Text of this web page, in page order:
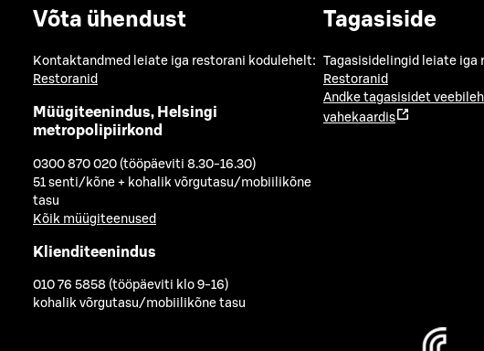
Võta ühendust
Kontaktandmed leiate iga restorani kodulehelt:
Restoranid
Müügiteenindus, Helsingi
metropolipiirkond
0300 870 020 (tööpäeviti 8.30-16.30)
51 senti/kõne + kohalik võrgutasu/mobiilikõne
tasu
Kõik müügiteenused
Klienditeenindus
010 76 5858 (tööpäeviti klo 9-16)
kohalik võrgutasu/mobiilikõne tasu
Tagasiside
Tagasisidelingid leiate iga
Restoranid
Andke tagasisidet
vahekaardis